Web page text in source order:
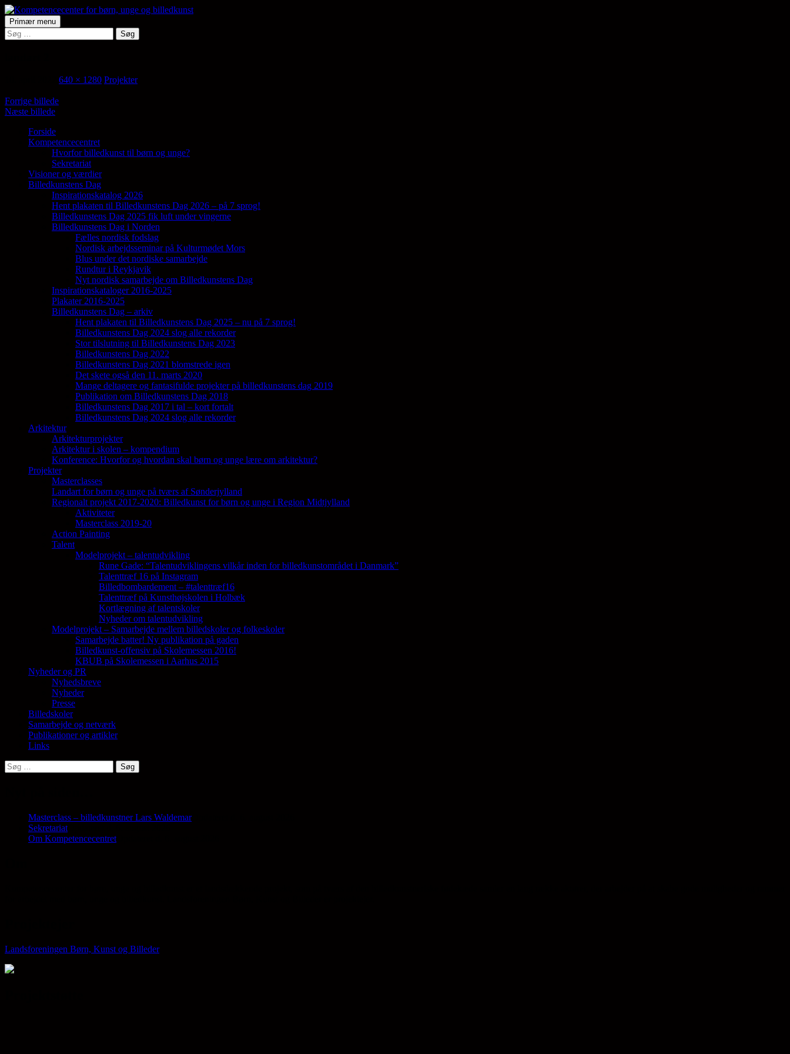
Hop
til
indhold
Kompetencecenter for børn, unge og billedkunst
SøgPrimær menu
Søg
efter:
640 × 1280 Projekter
Forrige billede
Næste billede
Samler en lang række aktører på tværs af den billedkunstneriske fødekæde
Forside
Kompetencecentret
Hvorfor billedkunst til børn og unge?
Sekretariat
Visioner og værdier
Billedkunstens Dag
Inspirationskatalog 2026
Hent plakaten til Billedkunstens Dag 2026 – på 7 sprog!
Billedkunstens Dag 2025 fik luft under vingerne
Billedkunstens Dag i Norden
Fælles nordisk fodslag
Nordisk arbejdsseminar på Kulturmødet Mors
Blus under det nordiske samarbejde
Rundtur i Reykjavik
Nyt nordisk samarbejde om Billedkunstens Dag
Inspirationskataloger 2016-2025
Plakater 2016-2025
Billedkunstens Dag – arkiv
Hent plakaten til Billedkunstens Dag 2025 – nu på 7 sprog!
Billedkunstens Dag 2024 slog alle rekorder
Stor tilslutning til Billedkunstens Dag 2023
Billedkunstens Dag 2022
Billedkunstens Dag 2021 blomstrede igen
Det skete også den 11. marts 2020
Mange deltagere og fantasifulde projekter på billedkunstens dag 2019
Publikation om Billedkunstens Dag 2018
Billedkunstens Dag 2017 i tal – kort fortalt
Billedkunstens Dag 2024 slog alle rekorder
Arkitektur
Arkitekturprojekter
Arkitektur i skolen – kompendium
Konference: Hvorfor og hvordan skal børn og unge lære om arkitektur?
Projekter
Masterclasses
Landart for børn og unge på tværs af Sønderjylland
Regionalt projekt 2017-2020: Billedkunst for børn og unge i Region Midtjylland
Aktiviteter
Masterclass 2019-20
Action Painting
Talent
Modelprojekt – talentudvikling
Rune Gade: “Talentudviklingens vilkår inden for billedkunstområdet i Danmark”
Talenttræf 16 på Instagram
Billedbombardement – #talenttræf16
Talenttræf på Kunsthøjskolen i Holbæk
Kortlægning af talentskoler
Nyheder om talentudvikling
Modelprojekt – Samarbejde mellem billedskoler og folkeskoler
Samarbejde batter! Ny publikation på gaden
Billedkunst-offensiv på Skolemessen 2016!
KBUB på Skolemessen i Aarhus 2015
Nyheder og PR
Nyhedsbreve
Nyheder
Presse
Billedskoler
Samarbejde og netværk
Publikationer og artikler
Links
Søg
efter:
Masterclass – billedkunstner Lars WaldemarOpdateret d. 6. august 2026
Sekretariat
Om Kompetencecentret
Landsforeningen Børn, Kunst og Billeder